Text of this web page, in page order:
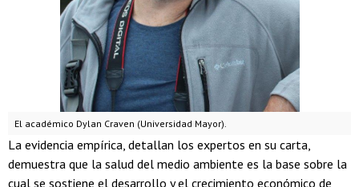
El académico Dylan Craven (Universidad Mayor).
La evidencia empírica, detallan los expertos en su carta,
demuestra que la salud del medio ambiente es la base sobre la
cual se sostiene el desarrollo y el crecimiento económico de